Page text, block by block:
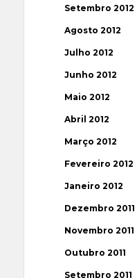
Setembro 2012
Agosto 2012
Julho 2012
Junho 2012
Maio 2012
Abril 2012
Março 2012
Fevereiro 2012
Janeiro 2012
Dezembro 2011
Novembro 2011
Outubro 2011
Setembro 2011